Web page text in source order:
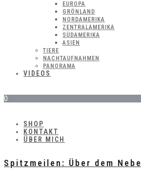
EUROPA
GRÖNLAND
NORDAMERIKA
ZENTRALAMERIKA
SÜDAMERIKA
ASIEN
TIERE
NACHTAUFNAHMEN
PANORAMA
VIDEOS
0
SHOP
KONTAKT
ÜBER MICH
Spitzmeilen: Über dem Nebel